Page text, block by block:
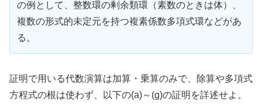
の例として、整数環の剰余類環（素数のときは体）、
複数の形式的未定元を持つ複素係数多項式環などがあ
る。
証明で用いる代数演算は加算・乗算のみで、除算や多項式
方程式の根は使わず、以下の(a)～(g)の証明を詳述せよ。